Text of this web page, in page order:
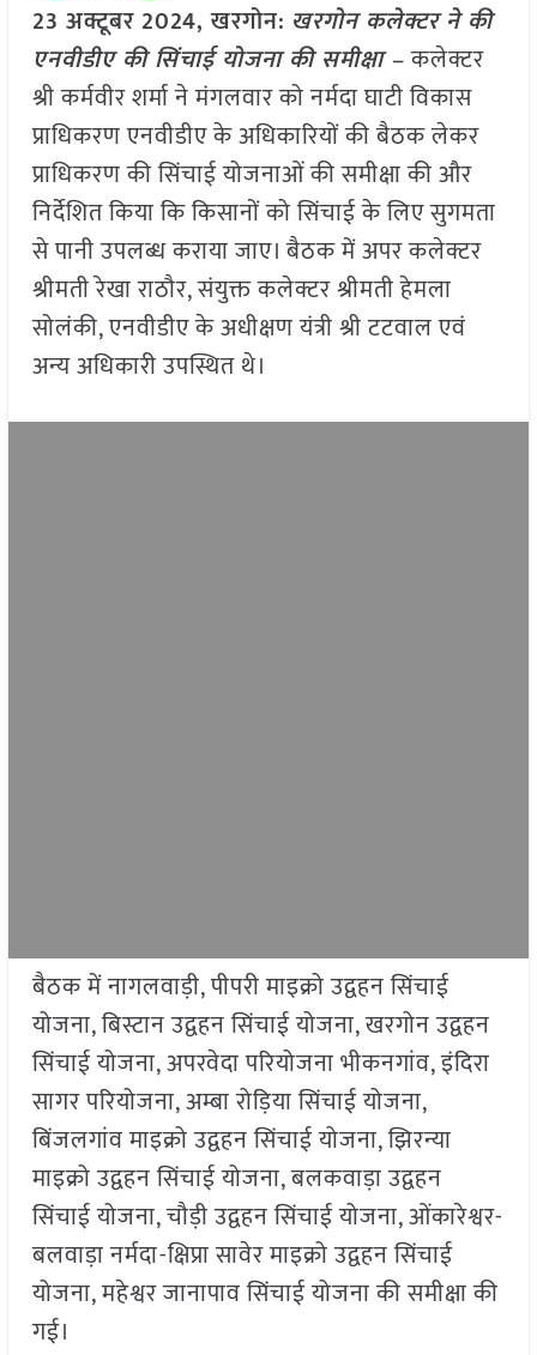
23 अक्टूबर 2024, खरगोन: खरगोन कलेक्टर ने की
एनवीडीए की सिंचाई योजना की समीक्षा –कलेक्टर
श्री कर्मवीर शर्मा ने मंगलवार को नर्मदा घाटी विकास
प्राधिकरण एनवीडीए के अधिकारियों की बैठक लेकर
प्राधिकरण की सिंचाई योजनाओं की समीक्षा की और
निर्देशित किया कि किसानों को सिंचाई के लिए सुगमता
से पानी उपलब्ध कराया जाए। बैठक में अपर कलेक्टर
श्रीमती रेखा राठौर, संयुक्त कलेक्टर श्रीमती हेमला
सोलंकी, एनवीडीए के अधीक्षण यंत्री श्री टटवाल एवं
अन्य अधिकारी उपस्थित थे।
बैठक में नागलवाड़ी, पीपरी माइक्रो उद्वहन सिंचाई
योजना, बिस्टान उद्वहन सिंचाई योजना, खरगोन उद्वहन
सिंचाई योजना, अपरवेदा परियोजना भीकनगांव, इंदिरा
सागर परियोजना, अम्बा रोड़िया सिंचाई योजना,
बिंजलगांव माइक्रो उद्वहन सिंचाई योजना, झिरन्या
माइक्रो उद्वहन सिंचाई योजना, बलकवाड़ा उद्वहन
सिंचाई योजना, चौड़ी उद्वहन सिंचाई योजना, ओंकारेश्वर-
बलवाड़ा नर्मदा-क्षिप्रा सावेर माइक्रो उद्वहन सिंचाई
योजना, महेश्वर जानापाव सिंचाई योजना की समीक्षा की
गई।